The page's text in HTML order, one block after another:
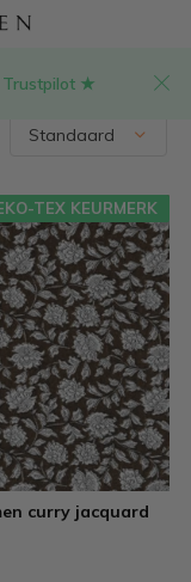
Trustpilot ★
curry jacquard
TEX KEURMERK